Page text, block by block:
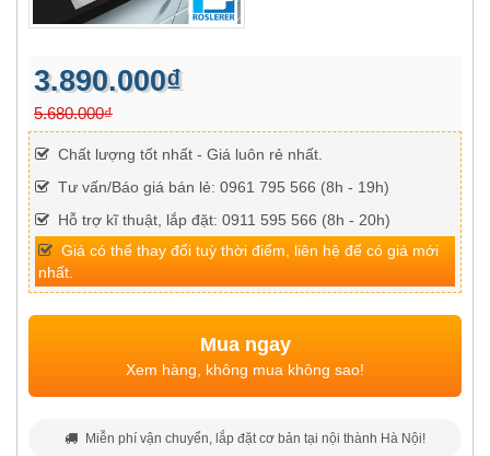
3.890.000₫
5.680.000₫
Chất lượng tốt nhất - Giá luôn rẻ nhất.
Tư vấn/Báo giá bán lẻ: 0961 795 566 (8h - 19h)
Hỗ trợ kĩ thuật, lắp đặt: 0911 595 566 (8h - 20h)
Giá có thể thay đổi tuỳ thời điểm, liên hệ để có giá mới
nhất.
Mua ngay
Xem hàng, không mua không sao!
Miễn phí vận chuyển, lắp đặt cơ bản tại nội thành Hà Nội!